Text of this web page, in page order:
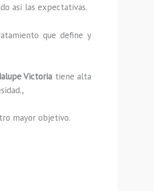
así las expectativas.
que define y
Victoria tiene alta
mayor objetivo.